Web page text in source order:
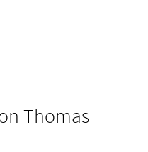
Thomas